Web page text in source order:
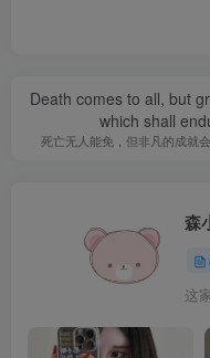
Death comes to all, but
which shall
死亡无人能免，但非凡的成就
森
这